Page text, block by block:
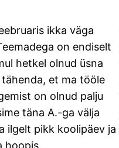
ikka väga
on endiselt
hetkel olnud üsna
et ma tööle
on olnud palju
täna A.-ga välja
ilgelt pikk koolipäev ja